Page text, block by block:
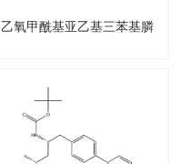
乙氧甲酰基亚乙基三苯基膦